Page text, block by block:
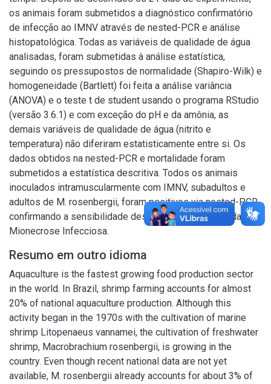
os animais foram submetidos a diagnóstico confirmatório
de infecção ao IMNV através de nested-PCR e análise
histopatológica. Todas as variáveis de qualidade de água
analisadas, foram submetidas à análise estatística,
seguindo os pressupostos de normalidade (Shapiro-Wilk) e
homogeneidade (Bartlett) foi feita a análise variância
(ANOVA) e o teste t de student usando o programa RStudio
(versão 3.6.1) e com exceção do pH e da amônia, as
demais variáveis de qualidade de água (nitrito e
temperatura) não diferiram estatisticamente entre si. Os
dados obtidos na nested-PCR e mortalidade foram
submetidos a estatística descritiva. Todos os animais
inoculados intramuscularmente com IMNV, subadultos e
adultos de M. rosenbergii, foram positivos via nested-PCR,
confirmando a sensibilidade desta espécie ao Vírus da
Mionecrose Infecciosa.
Resumo em outro idioma
Aquaculture is the fastest growing food production sector
in the world. In Brazil, shrimp farming accounts for almost
20% of national aquaculture production. Although this
activity began in the 1970s with the cultivation of marine
shrimp Litopenaeus vannamei, the cultivation of freshwater
shrimp, Macrobrachium rosenbergii, is growing in the
country. Even though recent national data are not yet
available, M. rosenbergii already accounts for about 3% of